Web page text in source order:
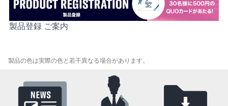
製品登録 ご案内
製品の色は実際の色と若干異なる場合があります。